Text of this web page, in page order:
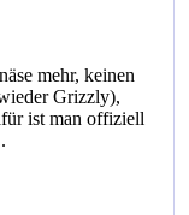
mehr, keinen
Grizzly),
ist man offiziell